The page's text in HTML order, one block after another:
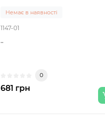
Немає в наявності
1147-01
..
0
681 грн